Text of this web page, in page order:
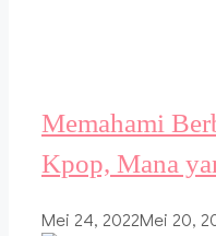
Memahami
Kpop, Mana
Mei 24, 2022Mei 20,